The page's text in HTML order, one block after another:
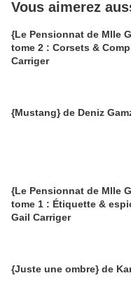
Vous aimerez
{Le Pensionnat de Mlle
tome 2 : Corsets &
Carriger
{Mustang} de Deniz
{Le Pensionnat de Mlle
tome 1 : Étiquette &
Gail Carriger
{Juste une ombre} de